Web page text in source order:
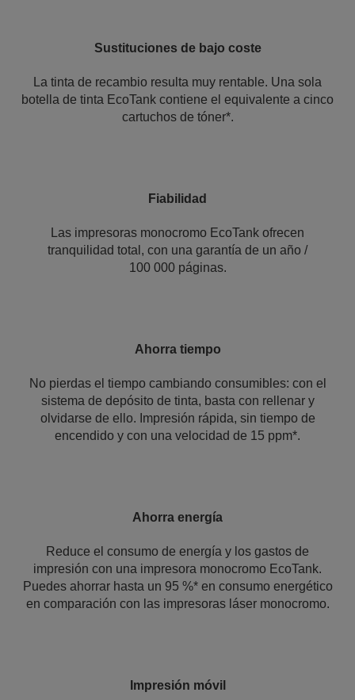
Sustituciones de bajo coste
La tinta de recambio resulta muy rentable. Una sola
botella de tinta EcoTank contiene el equivalente a cinco
cartuchos de tóner*.
Fiabilidad
Las impresoras monocromo EcoTank ofrecen
tranquilidad total, con una garantía de un año /
100 000 páginas.
Ahorra tiempo
No pierdas el tiempo cambiando consumibles: con el
sistema de depósito de tinta, basta con rellenar y
olvidarse de ello. Impresión rápida, sin tiempo de
encendido y con una velocidad de 15 ppm*.
Ahorra energía
Reduce el consumo de energía y los gastos de
impresión con una impresora monocromo EcoTank.
Puedes ahorrar hasta un 95 %* en consumo energético
en comparación con las impresoras láser monocromo.
Impresión móvil